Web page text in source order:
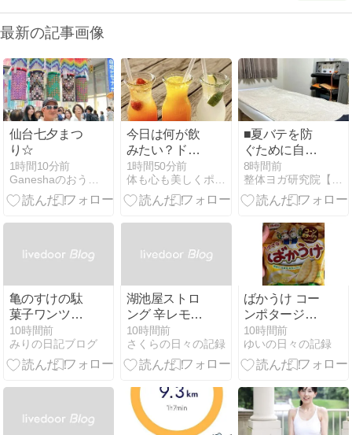
最新の記事画像
仙台七夕まつ
り☆
1時間10分前
Ganeshaのおうちごはん日記
今日は何が飲
みたい？ドリ
ンクで楽しむ
カラーセラピ
ー
1時間50分前
体も心も美しくポジティブに！なりたい私を育むセルフケア
■夏バテを防
ぐために自律
神経の調整が
大切な理由
8時間前
整体ヨガ研究院【小平市花小金井】
亀のすけの駄
菓子ワンツー
スリーセット
10時間前
みりの日記ブログ
湖池屋ストロ
ング 辛レモン
の日常
10時間前
さくらの日々の記録
ばかうけ コー
ンポタージュ
味の日常
10時間前
ゆいの日々の記録